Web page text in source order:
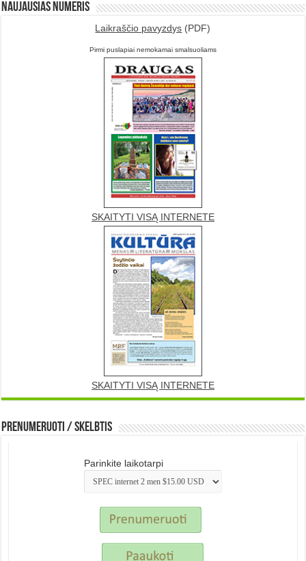
Naujausias numeris
Laikraščio pavyzdys (PDF)
Pirmi puslapiai nemokamai smalsuoliams
SKAITYTI VISĄ INTERNETE
SKAITYTI VISĄ INTERNETE
Prenumeruoti / Skelbtis
Parinkite laikotarpi